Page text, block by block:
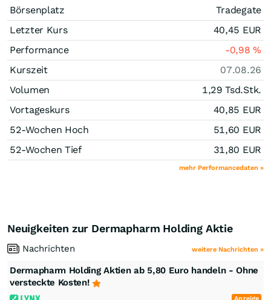
Börsenplatz
Tradegate
Letzter Kurs
40,45 EUR
Performance
-0,98%
Kurszeit
07.08.26
Volumen
1,29 Tsd.Stk.
Vortageskurs
40,85 EUR
52-Wochen Hoch
51,60 EUR
52-Wochen Tief
31,80 EUR
mehr Performancedaten »
Neuigkeiten zur Dermapharm Holding Aktie
Nachrichten weitere Nachrichten »
Dermapharm Holding Aktien ab 5,80 Euro handeln - Ohne
versteckte Kosten!
Anzeige